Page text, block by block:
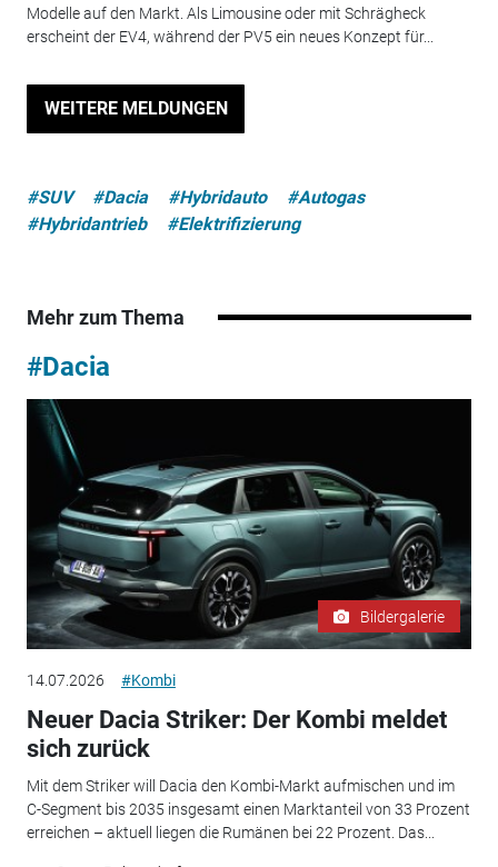
Modelle auf den Markt. Als Limousine oder mit Schrägheck
erscheint der EV4, während der PV5 ein neues Konzept für...
WEITERE MELDUNGEN
#SUV #Dacia #Hybridauto
#Autogas
#Hybridantrieb
#Elektrifizierung
Mehr zum Thema
#Dacia
Bildergalerie
14.07.2026 #Kombi
Neuer Dacia Striker: Der Kombi meldet
sich zurück
Mit dem Striker will Dacia den Kombi-Markt aufmischen und im
C-Segment bis 2035 insgesamt einen Marktanteil von 33 Prozent
erreichen – aktuell liegen die Rumänen bei 22 Prozent. Das...